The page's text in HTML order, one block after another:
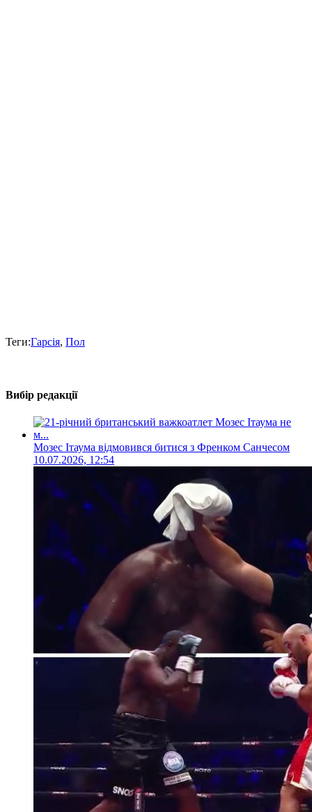
Теги:Гарсія, Пол
Вибір редакції
Мозес Ітаума відмовився битися з Френком Санчесом
10.07.2026, 12:54